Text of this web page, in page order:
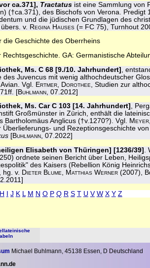
ca.371], Tractatusist eine Sammlung von
(†ca.371), des Bischofs von Verona.
und die jüdischen Grundlagen des
v. Regina Hauses(= FC 75), Turnhout
die Geschichte des Oberrheins
GA: Germanistische
Ms. C 68 [9./10. Jahrhundert] ,
des Juvencus mit wenig althochdeutscher
Vgl. Ertmer, Dorothee , Studien zur
[Buhlmann, 07.2012]
Ms. Car C 103 [14. Jahrhundert] ,
Großmünster in Zürich, enthält die
Bartholomäus Anglicus (†v.1270?). Vgl.
Überlieferungs- und Rezeptionsgeschichte
[Buhlmann, 07.2022]
Elisabeth von Thüringen] [1236/39]
ordnete seinen Bericht über Leben,
des Kaisers (Rebellion König
hg. v. Dieter Blume, Matthias Werner(2007),
H J K L M N O P Q R S T U V W X Y Z
Michael Buhlmann, 45138 Essen, D Deutschland